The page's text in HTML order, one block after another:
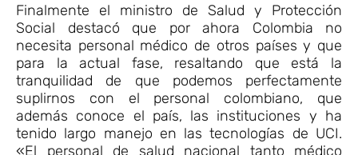
Finalmente el ministro de Salud y Protección
Social destacó que por ahora Colombia no
necesita personal médico de otros países y que
para la actual fase, resaltando que está la
tranquilidad de que podemos perfectamente
suplirnos con el personal colombiano, que
además conoce el país, las instituciones y ha
tenido largo manejo en las tecnologías de UCI.
«El personal de salud nacional tanto médico